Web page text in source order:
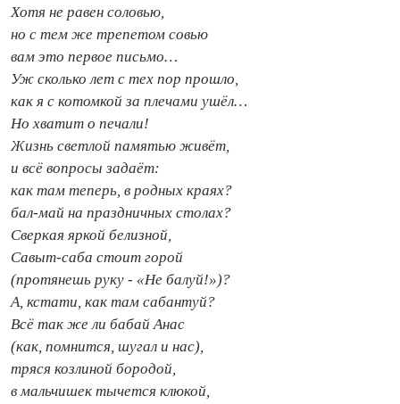
Хотя не равен соловью,
но с тем же трепетом совью
вам это первое письмо…
Уж сколько лет с тех пор прошло,
как я с котомкой за плечами ушёл…
Но хватит о печали!
Жизнь светлой памятью живёт,
и всё вопросы задаёт:
как там теперь, в родных краях?
бал‑май на праздничных столах?
Сверкая яркой белизной,
Савыт‑саба стоит горой
(протянешь руку - «Не балуй!»)?
А, кстати, как там сабантуй?
Всё так же ли бабай Анас
(как, помнится, шугал и нас),
тряся козлиной бородой,
в мальчишек тычется клюкой,